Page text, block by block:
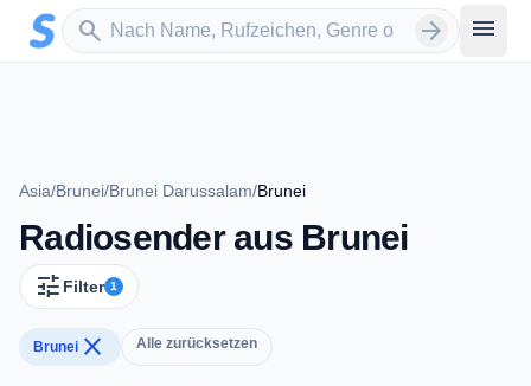
Zum Hauptinhalt springen
search
Sender suchen arrow_forward menu
Asia/Brunei/Brunei Darussalam/Brunei
Radiosender aus Brunei
tune Filter 1
Brunei close Alle zurücksetzen